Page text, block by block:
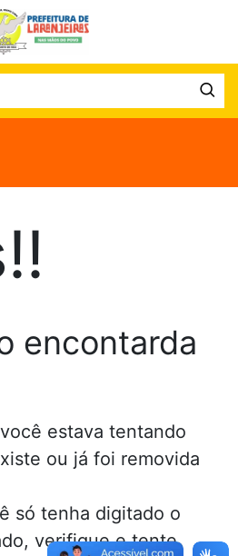
encontarda
estava tentando
ou já foi removida
só tenha digitado o
verifique e tente